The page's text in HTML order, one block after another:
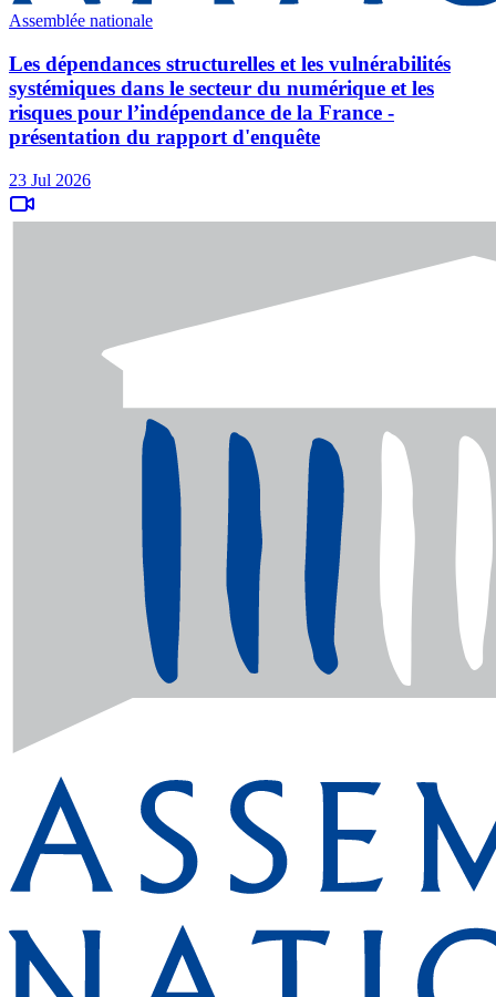
Assemblée nationale
Les dépendances structurelles et les vulnérabilités
systémiques dans le secteur du numérique et les
risques pour l’indépendance de la France -
présentation du rapport d'enquête
23 Jul 2026